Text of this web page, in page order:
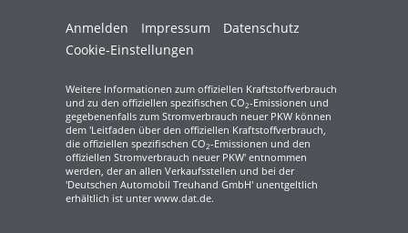
Anmelden Impressum
Datenschutz
Cookie-Einstellungen
Weitere Informationen zum offiziellen Kraftstoffverbrauch
und zu den offiziellen spezifischen CO2-Emissionen und
gegebenenfalls zum Stromverbrauch neuer PKW können
dem 'Leitfaden über den offiziellen Kraftstoffverbrauch,
die offiziellen spezifischen CO2-Emissionen und den
offiziellen Stromverbrauch neuer PKW' entnommen
werden, der an allen Verkaufsstellen und bei der
'Deutschen Automobil Treuhand GmbH' unentgeltlich
erhältlich ist unter www.dat.de.